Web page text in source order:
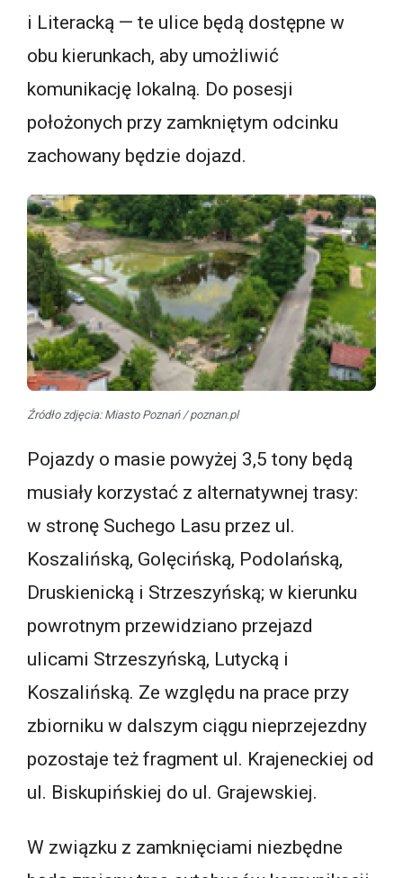
i Literacką — te ulice będą dostępne w
obu kierunkach, aby umożliwić
komunikację lokalną. Do posesji
położonych przy zamkniętym odcinku
zachowany będzie dojazd.
Źródło zdjęcia: Miasto Poznań / poznan.pl
Pojazdy o masie powyżej 3,5 tony będą
musiały korzystać z alternatywnej trasy:
w stronę Suchego Lasu przez ul.
Koszalińską, Golęcińską, Podolańską,
Druskienicką i Strzeszyńską; w kierunku
powrotnym przewidziano przejazd
ulicami Strzeszyńską, Lutycką i
Koszalińską. Ze względu na prace przy
zbiorniku w dalszym ciągu nieprzejezdny
pozostaje też fragment ul. Krajeneckiej od
ul. Biskupińskiej do ul. Grajewskiej.
W związku z zamknięciami niezbędne